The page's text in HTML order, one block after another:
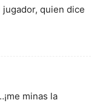
quien dice
minas la